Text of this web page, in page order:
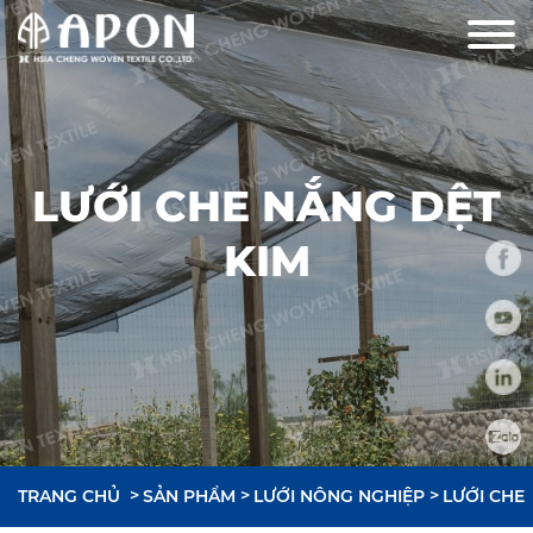
LƯỚI CHE NẮNG DỆT
KIM
TRANG CHỦ SẢN PHẨM LƯỚI NÔNG NGHIỆP LƯỚI CHE